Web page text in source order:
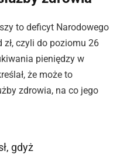
to deficyt Narodowego
zł, czyli do poziomu 26
pieniędzy w
że może to
zdrowia, na co jego
gdyż